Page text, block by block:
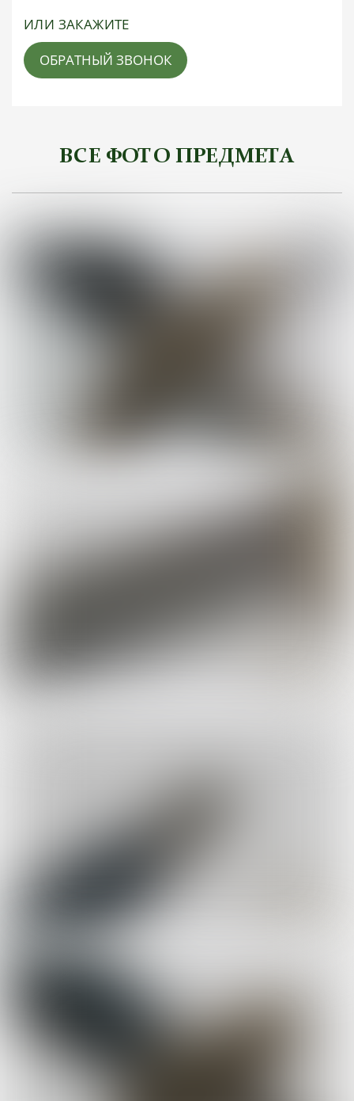
ИЛИ ЗАКАЖИТЕ
ОБРАТНЫЙ ЗВОНОК
ВСЕ ФОТО ПРЕДМЕТА